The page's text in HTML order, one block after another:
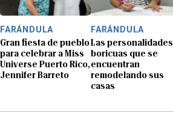
FARÁNDULA
Gran fiesta de pueblo
para celebrar a Miss
Universe Puerto Rico,
Jennifer Barreto
FARÁNDULA
Las personalidades
boricuas que se
encuentran
remodelando sus
casas